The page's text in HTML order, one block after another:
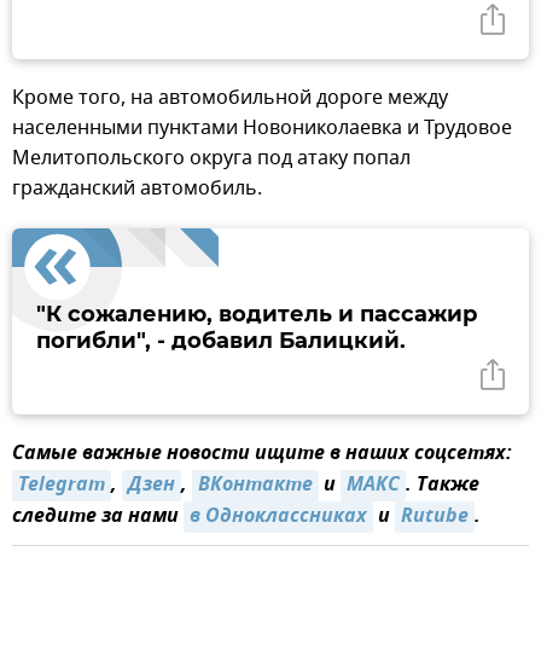
Кроме того, на автомобильной дороге между
населенными пунктами Новониколаевка и Трудовое
Мелитопольского округа под атаку попал
гражданский автомобиль.
"К сожалению, водитель и пассажир
погибли", - добавил Балицкий.
Самые важные новости ищите в наших соцсетях:
Telegram, Дзен, ВКонтакте и МАКС. Также
следите за нами в Одноклассниках и Rutube.